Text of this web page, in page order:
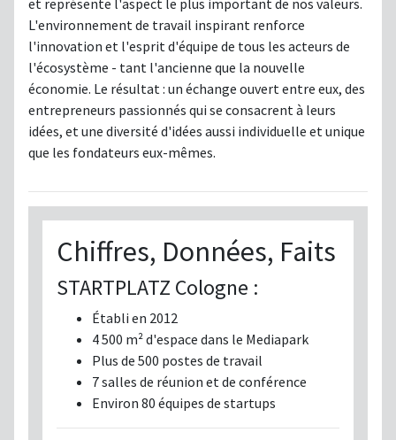
et représente l'aspect le plus important de nos valeurs.
L'environnement de travail inspirant renforce
l'innovation et l'esprit d'équipe de tous les acteurs de
l'écosystème - tant l'ancienne que la nouvelle
économie. Le résultat : un échange ouvert entre eux, des
entrepreneurs passionnés qui se consacrent à leurs
idées, et une diversité d'idées aussi individuelle et unique
que les fondateurs eux-mêmes.
Chiffres, Données, Faits
STARTPLATZ Cologne :
Établi en 2012
4 500 m² d'espace dans le Mediapark
Plus de 500 postes de travail
7 salles de réunion et de conférence
Environ 80 équipes de startups